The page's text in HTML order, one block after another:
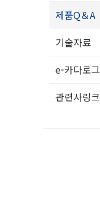
제품Q＆A
기술자료
e-카다로그
관련사링크